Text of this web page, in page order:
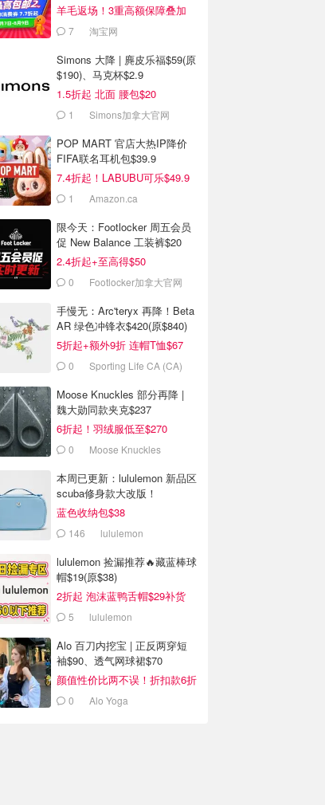
羊毛返场！3重高额保障叠加
7 淘宝网
Simons 大降 | 麂皮乐福$59(原
$190)、马克杯$2.9
1.5折起 北面 腰包$20
1 Simons加拿大官网
POP MART 官店大热IP降价
FIFA联名耳机包$39.9
7.4折起！LABUBU可乐$49.9
1 Amazon.ca
限今天：Footlocker 周五会员
促 New Balance 工装裤$20
2.4折起+至高得$50
0 Footlocker加拿大官网
手慢无：Arc'teryx 再降！Beta
AR 绿色冲锋衣$420(原$840)
5折起+额外9折 连帽T恤$67
0 Sporting Life CA (CA)
Moose Knuckles 部分再降 |
魏大勋同款夹克$237
6折起！羽绒服低至$270
0 Moose Knuckles
本周已更新：lululemon 新品区
scuba修身款大改版！
蓝色收纳包$38
146 lululemon
lululemon 捡漏推荐🔥藏蓝棒球
帽$19(原$38)
2折起 泡沫蓝鸭舌帽$29补货
5 lululemon
Alo 百刀内挖宝 | 正反两穿短
袖$90、透气网球裙$70
颜值性价比两不误！折扣款6折
起 0 Alo Yoga